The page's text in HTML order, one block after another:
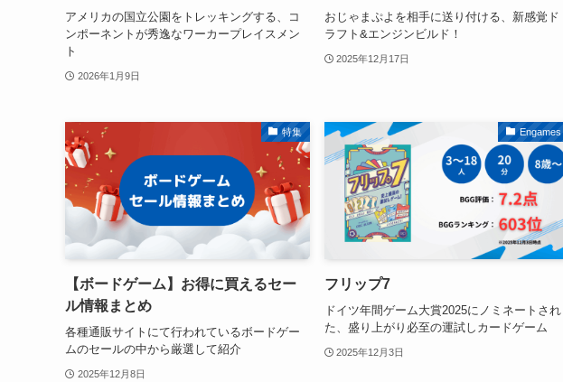
アメリカの国立公園をトレッキングする、コ
ンポーネントが秀逸なワーカープレイスメン
ト
2026年1月9日
おじゃまぷよを相手に送り付ける、新感覚ド
ラフト&エンジンビルド！
2025年12月17日
特集
【ボードゲーム】お得に買えるセー
ル情報まとめ
各種通販サイトにて行われているボードゲー
ムのセールの中から厳選して紹介
2025年12月8日
Engames
フリップ7
ドイツ年間ゲーム大賞2025にノミネートされ
た、盛り上がり必至の運試しカードゲーム
2025年12月3日